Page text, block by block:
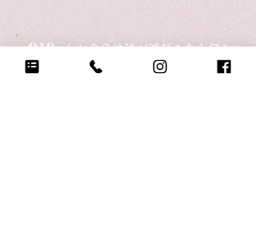
Q19. もし今日地球が滅びるなら何をする